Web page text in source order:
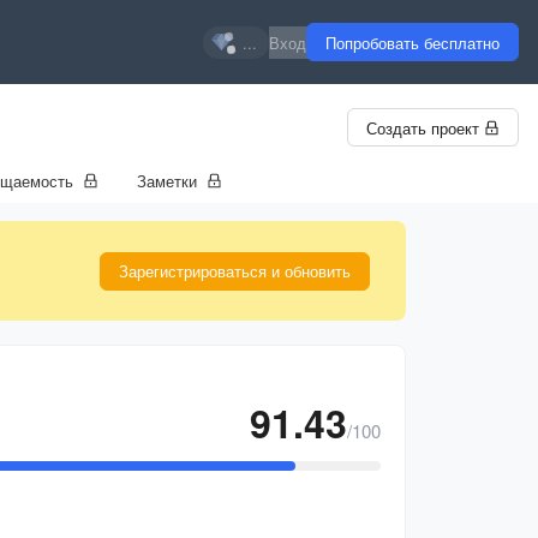
... Вход Попробовать бесплатно
Создать проект
Заметки
Зарегистрироваться и обновить
91.43/100